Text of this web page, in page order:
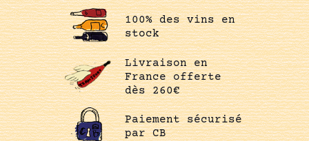
100% des vins en
stock
Livraison en
France offerte
dès 260€
Paiement sécurisé
par CB